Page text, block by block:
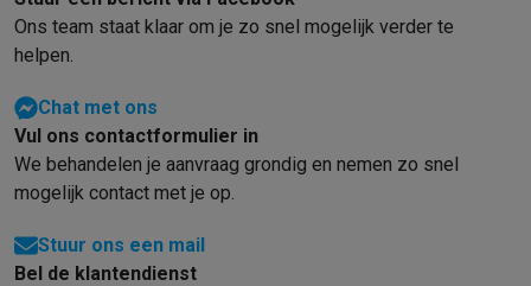
Ons team staat klaar om je zo snel mogelijk verder te
helpen.
Chat met ons
Vul ons contactformulier in
We behandelen je aanvraag grondig en nemen zo snel
mogelijk contact met je op.
Stuur ons een mail
Bel de klantendienst